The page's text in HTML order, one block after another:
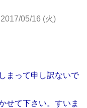
2017/05/16 (火)
まって申し訳ないで
せて下さい。すいま